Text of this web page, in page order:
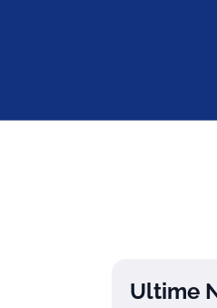
Ultime